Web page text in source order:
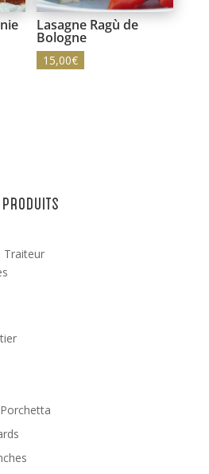
Lasagne Ragù de
Bologne
15,00€
produits
Traiteur